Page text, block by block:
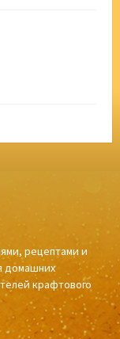
рецептами и
домашних
крафтового